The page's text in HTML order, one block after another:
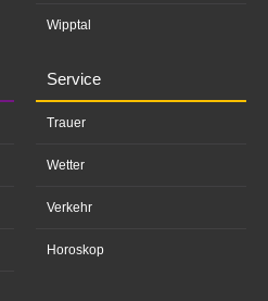
Wipptal
Service
Trauer
Wetter
Verkehr
Horoskop